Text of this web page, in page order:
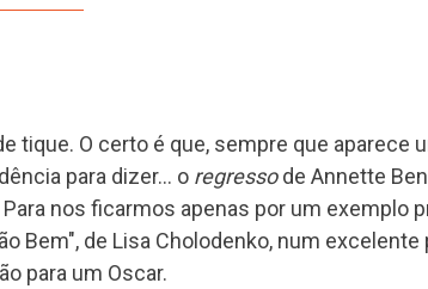
tique. O certo é que, sempre que aparece
para dizer… o regressode Annette
nos ficarmos apenas por um exemplo
Bem", de Lisa Cholodenko, num excelente
para um Oscar.